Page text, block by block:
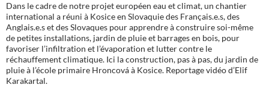
Dans le cadre de notre projet européen eau et climat, un chantier
international a réuni à Kosice en Slovaquie des Français.e.s, des
Anglais.e.s et des Slovaques pour apprendre à construire soi-même
de petites installations, jardin de pluie et barrages en bois, pour
favoriser l’infiltration et l’évaporation et lutter contre le
réchauffement climatique. Ici la construction, pas à pas, du jardin de
pluie à l’école primaire Hroncová à Kosice. Reportage vidéo d’Elif
Karakartal.